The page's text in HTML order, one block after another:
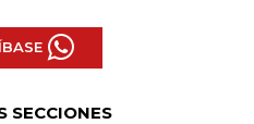
SECCIONES